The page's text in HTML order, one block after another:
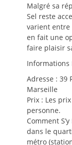
Malgré sa
Sel reste
varient entre
en fait une
faire plaisir
Informations
Adresse : 39
Marseille
Prix : Les
personne.
Comment
dans le
métro